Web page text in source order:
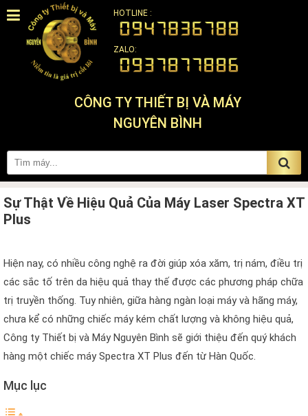
CÔNG TY THIẾT BỊ VÀ MÁY
NGUYÊN BÌNH
HOTLINE :
ZALO:
Sự Thật Về Hiệu Quả Của Máy Laser Spectra XT
Plus
Hiện nay, có nhiều công nghệ ra đời giúp xóa xăm, trị nám, điều trị
các sắc tố trên da hiệu quả thay thế được các phương pháp chữa
trị truyền thống. Tuy nhiên, giữa hàng ngàn loại máy và hãng máy,
chưa kể có những chiếc máy kém chất lượng và không hiệu quả,
Công ty Thiết bị và Máy Nguyên Bình sẽ giới thiệu đến quý khách
hàng một chiếc máy Spectra XT Plus đến từ Hàn Quốc.
Mục lục